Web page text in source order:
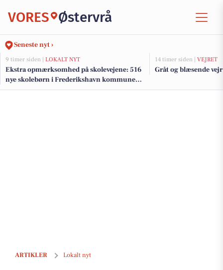
VORES Østervrå
Seneste nyt ›
9 timer siden | LOKALT NYT
Ekstra opmærksomhed på skolevejene: 516
nye skolebørn i Frederikshavn kommune
efter sommerferien
14 timer siden | VEJRET
Gråt og blæsende
ARTIKLER Lokalt nyt
Sygemeldte indkaldes ikke længere automatisk til samtale i